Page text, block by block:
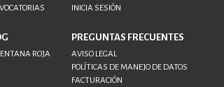
ROJA
INICIA SESIÓN
PREGUNTAS FRECUENTES
AVISO LEGAL
POLÍTICAS DE MANEJO DE DATOS
FACTURACIÓN